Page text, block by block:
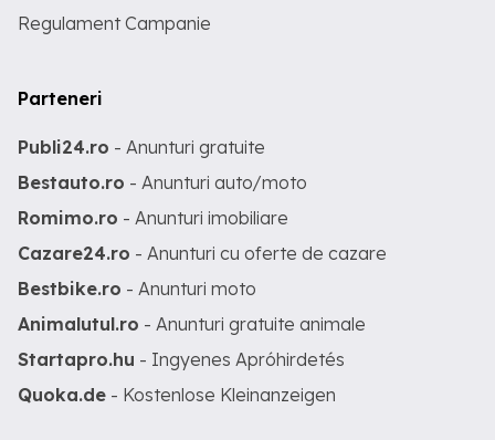
Regulament Campanie
Parteneri
Publi24.ro - Anunturi gratuite
Bestauto.ro - Anunturi auto/moto
Romimo.ro - Anunturi imobiliare
Cazare24.ro - Anunturi cu oferte de cazare
Bestbike.ro - Anunturi moto
Animalutul.ro - Anunturi gratuite animale
Startapro.hu - Ingyenes Apróhirdetés
Quoka.de - Kostenlose Kleinanzeigen